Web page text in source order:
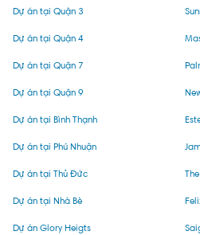
Dự án tại Quận 3
Dự án tại Quận 4
Dự án tại Quận 7
Dự án tại Quận 9
Dự án tại Bình Thạnh
Dự án tại Phú Nhuận
Dự án tại Thủ Đức
Dự án tại Nhà Bè
Dự án Glory Heigts